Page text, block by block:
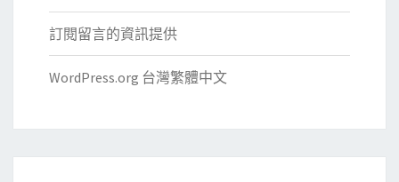
訂閱留言的資訊提供
WordPress.org 台灣繁體中文